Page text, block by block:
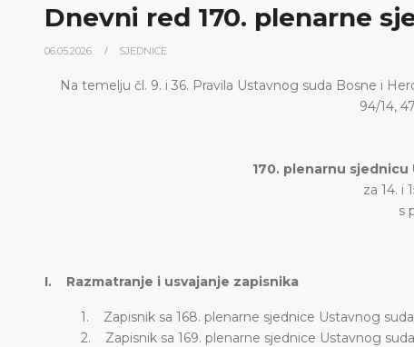
Dnevni red 170. plenarne
06.05.2026. SJEDNICE
Na temelju čl. 9. i 36. Pravila Ustavnog suda Bosne i
94/14,
170. plenarnu
za 14. i
s
I. Razmatranje i usvajanje zapisnika
1. Zapisnik sa 168. plenarne sjednice Ustavnog
2. Zapisnik sa 169. plenarne sjednice Ustavnog